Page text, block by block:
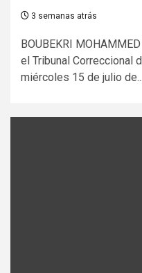
3 semanas atrás
BOUBEKRI
el Tribunal Correccional
miércoles 15 de julio de...